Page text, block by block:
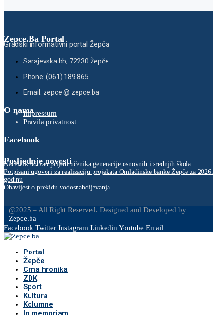
Zepce.Ba Portal
Gradski informativni portal Žepča
Sarajevska bb, 72230 Žepče
Phone: (061) 189 865
Email: zepce @ zepce.ba
O namaImpressum
Pravila privatnosti
Facebook
Posljednje novosti
Načelnik održao prijem učenika generacije osnovnih i srednjih škola
Potpisani ugovori za realizaciju projekata Omladinske banke Žepče za 2026.
godinu
Obavijest o prekidu vodosnabdijevanja
@2025 – All Right Reserved. Designed and Developed by
Zepce.ba
Facebook Twitter Instagram LinkedinYoutube Email
Portal
Žepče
Crna hronika
ZDK
Sport
Kultura
Kolumne
In memoriam